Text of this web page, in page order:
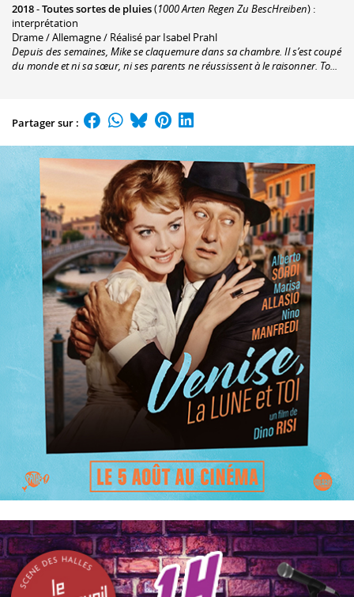
2018-Toutes sortes de pluies(1000 Arten Regen Zu BescHreiben) :
interprétation
Drame / Allemagne / Réalisé par Isabel Prahl
Depuis des semaines, Mike se claquemure dans sa chambre. Il s’est coupé
du monde et ni sa sœur, ni ses parents ne réussissent à le raisonner. To...
Partager sur :